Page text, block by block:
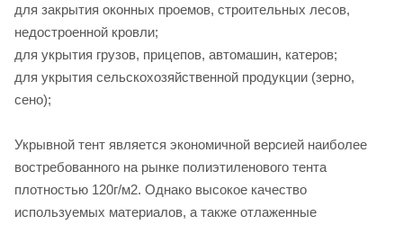
для закрытия оконных проемов, строительных лесов,
недостроенной кровли;
для укрытия грузов, прицепов, автомашин, катеров;
для укрытия сельскохозяйственной продукции (зерно,
сено);
Укрывной тент является экономичной версией наиболее
востребованного на рынке полиэтиленового тента
плотностью 120г/м2. Однако высокое качество
используемых материалов, а также отлаженные